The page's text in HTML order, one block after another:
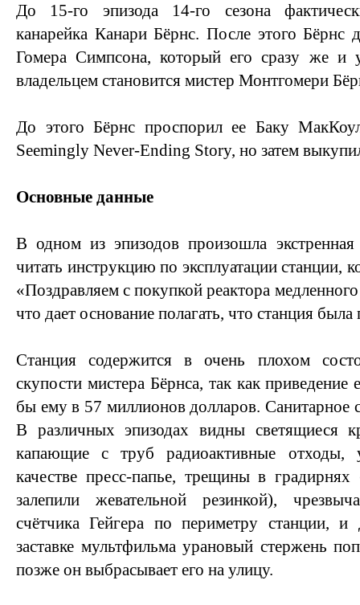
До 15-го эпизода 14-го сезона
канарейка Канари Бёрнс. После этого Бёрнс
Гомера Симпсона, который его сразу же и
владельцем становится мистер Монтгомери
До этого Бёрнс проспорил ее Баку
Seemingly Never-Ending Story, но затем
Основные данные
В одном из эпизодов произошла
читать инструкцию по эксплуатации станции,
«Поздравляем с покупкой реактора
что дает основание полагать, что станция
Станция содержится в очень плохом
скупости мистера Бёрнса, так как
бы ему в 57 миллионов долларов. Санитарное
В различных эпизодах видны светящиеся
капающие с труб радиоактивные отходы,
качестве пресс-папье, трещины в
залепили жевательной резинкой),
счётчика Гейгера по периметру станции,
заставке мультфильма урановый стержень
позже он выбрасывает его на улицу.